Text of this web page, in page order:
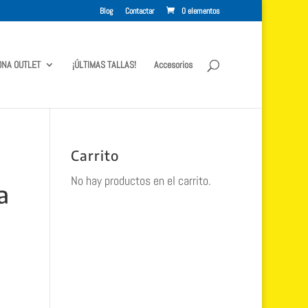
Blog Contactar 0 elementos
OUTLET ¡ÚLTIMAS TALLAS! Accesorios
Carrito
No hay productos en el carrito.